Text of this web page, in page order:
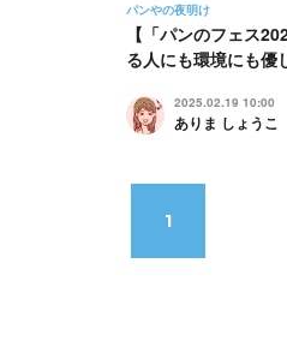
パンやの夜明け
【「パンのフェス
る人にも環境にも
2025.02.19 10:00
ありま しょうこ
1